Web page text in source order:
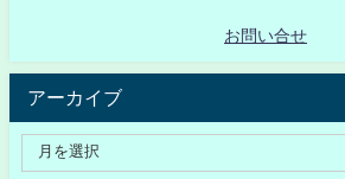
お問い合せ
アーカイブ